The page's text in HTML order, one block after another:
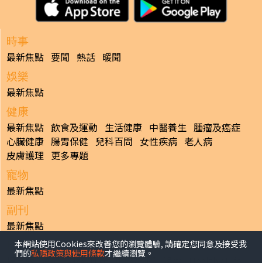
時事
最新焦點 要聞 熱話 暖聞
娛樂
最新焦點
健康
最新焦點 飲食及運動 生活健康 中醫養生 腫瘤及癌症
心臟健康 腸胃保健 兒科百問 女性疾病 老人病
皮膚護理 更多專題
寵物
最新焦點
副刊
最新焦點
日報
本網站使用Cookies來改善您的瀏覽體驗, 請確定您同意及接受我
們的私隱政策與使用條款才繼續瀏覽。